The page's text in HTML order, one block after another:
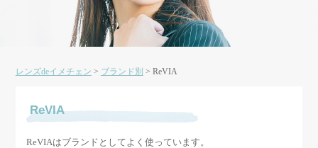
レンズdeイメチェン > ブランド別 > ReVIA
ReVIA
ReVIAはブランドとしてよく使っています。